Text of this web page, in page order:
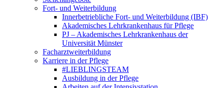
Fort- und Weiterbildung
Innerbetriebliche Fort- und Weiterbildung (IBF)
Akademisches Lehrkrankenhaus für Pflege
PJ – Akademisches Lehrkrankenhaus der
Universität Münster
Facharztweiterbildung
Karriere in der Pflege
#LIEBLINGSTEAM
Ausbildung in der Pflege